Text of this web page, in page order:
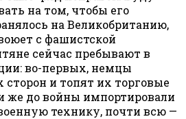
на том, чтобы его
на Великобританию,
с фашистской
сейчас пребывают в
во-первых, немцы
сторон и топят их торговые
же до войны импортировали
технику, почти всю —